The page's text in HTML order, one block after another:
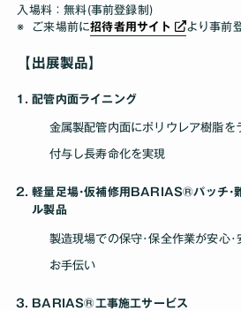
入場料：無料(事前登録制)
ご来場前に招待者用サイト より事前
【出展製品】
配管内面ライニング
金属製配管内面にポリウレア樹脂を
付与し長寿命化を実現
軽量足場･仮補修用BARIAS®パッチ･
ル製品
製造現場での保守･保全作業が安心･
お手伝い
BARIAS®工事施工サービス